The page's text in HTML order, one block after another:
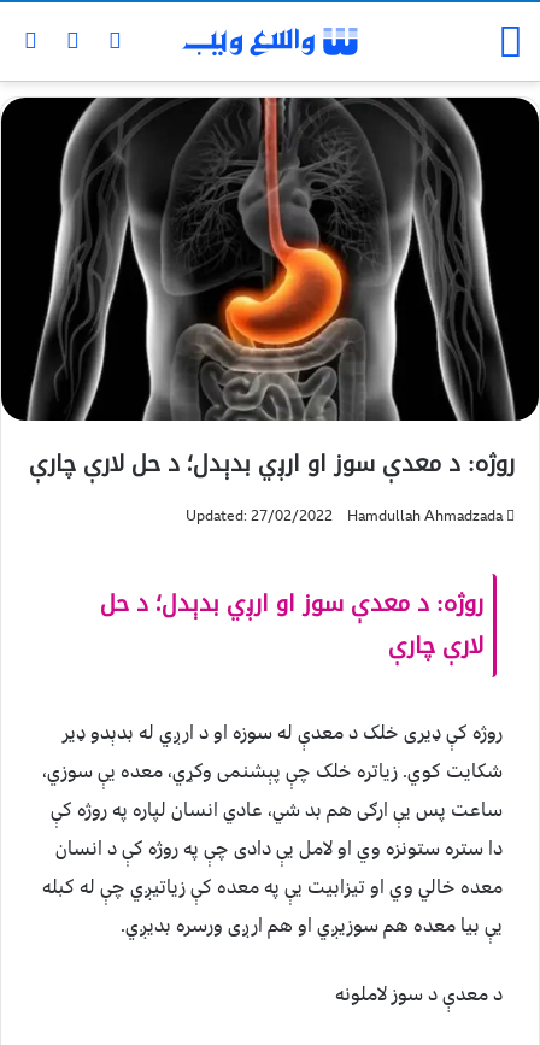
روژه: د معدې سوز او ارږي بدېدل؛ د حل لارې چارې
Hamdullah Ahmadzada
Updated: 27/02/2022
روژه: د معدې سوز او ارږي بدېدل؛ د حل
لارې چارې
روژه کې ډیری خلک د معدې له سوزه او د ارږي له بدېدو ډیر
شکایت کوي. زیاتره خلک چې پېشنمی وکړي، معده یې سوزي،
ساعت پس یې ارګی هم بد شي، عادي انسان لپاره په روژه کې
دا ستره ستونزه وي او لامل يې دادی چې په روژه کې د انسان
معده خالي وي او تیزابیت يې په معده کې زیاتیږي چې له کبله
یې بیا معده هم سوزیږي او هم ارږی ورسره بدیږي.
د معدې د سوز لاملونه